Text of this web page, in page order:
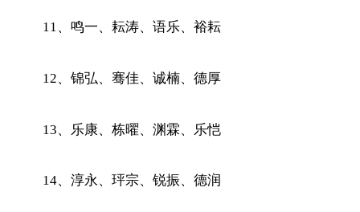
11、鸣一、耘涛、语乐、裕耘
12、锦弘、骞佳、诚楠、德厚
13、乐康、栋曜、渊霖、乐恺
14、淳永、玶宗、锐振、德润